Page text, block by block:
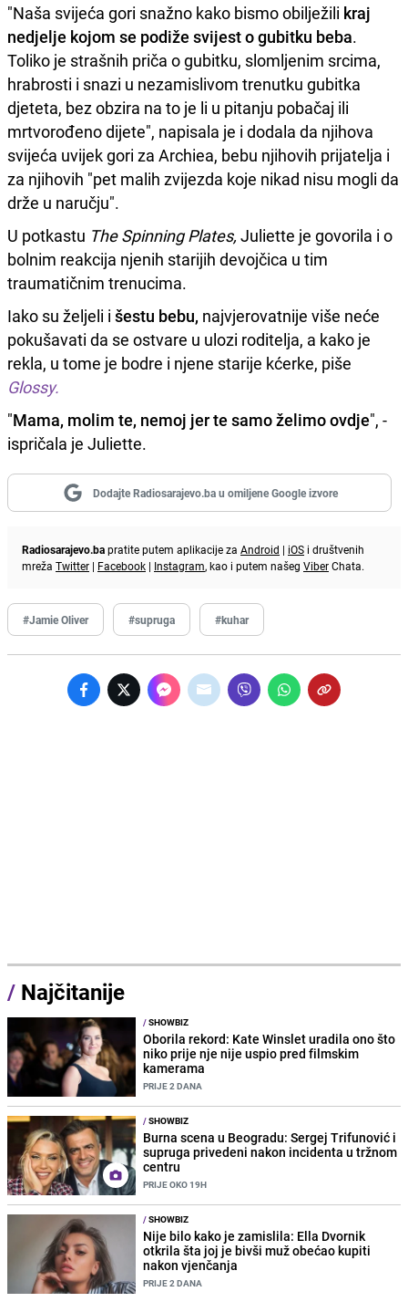
"Naša svijeća gori snažno kako bismo obilježili kraj
nedjelje kojom se podiže svijest o gubitku beba.
Toliko je strašnih priča o gubitku, slomljenim srcima,
hrabrosti i snazi u nezamislivom trenutku gubitka
djeteta, bez obzira na to je li u pitanju pobačaj ili
mrtvorođeno dijete", napisala je i dodala da njihova
svijeća uvijek gori za Archiea, bebu njihovih prijatelja i
za njihovih "pet malih zvijezda koje nikad nisu mogli da
drže u naručju".
U potkastu The Spinning Plates, Juliette je govorila i o
bolnim reakcija njenih starijih devojčica u tim
traumatičnim trenucima.
Iako su željeli i šestu bebu, najvjerovatnije više neće
pokušavati da se ostvare u ulozi roditelja, a kako je
rekla, u tome je bodre i njene starije kćerke, piše
Glossy.
"Mama, molim te, nemoj jer te samo želimo ovdje", -
ispričala je Juliette.
Dodajte Radiosarajevo.ba u omiljene Google izvore
Radiosarajevo.bapratite putem aplikacije za Android | iOS i društvenih
mreža Twitter | Facebook | Instagram, kao i putem našeg ViberChata.
#Jamie Oliver #supruga #kuhar
/ Najčitanije
/SHOWBIZ
Oborila rekord: Kate Winslet uradila ono što
niko prije nje nije uspio pred filmskim
kamerama
PRIJE 2 DANA
/SHOWBIZ
Burna scena u Beogradu: Sergej Trifunović i
supruga privedeni nakon incidenta u tržnom
centru
PRIJE OKO 19H
/SHOWBIZ
Nije bilo kako je zamislila: Ella Dvornik
otkrila šta joj je bivši muž obećao kupiti
nakon vjenčanja
PRIJE 2 DANA